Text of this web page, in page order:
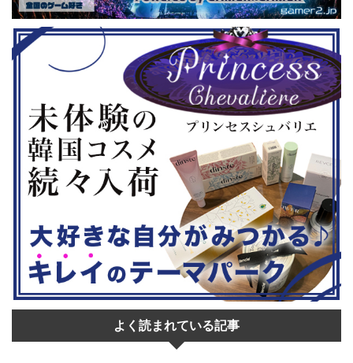
ホラーゲー
『鉄拳8
場しますよ。 この記事のポイント ・
大会参加者は60歳以上 ・3地区で予
選あり。予選は8月24日、25日と9月
22日。本戦は9月22日（事前エ ...
登場！『龍
リロード』
は、
ンドーeショ
...
よく読まれている記事